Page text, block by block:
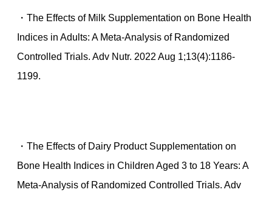
・The Effects of Milk Supplementation on Bone Health
Indices in Adults: A Meta-Analysis of Randomized
Controlled Trials. Adv Nutr. 2022 Aug 1;13(4):1186-
1199.
・The Effects of Dairy Product Supplementation on
Bone Health Indices in Children Aged 3 to 18 Years: A
Meta-Analysis of Randomized Controlled Trials. Adv